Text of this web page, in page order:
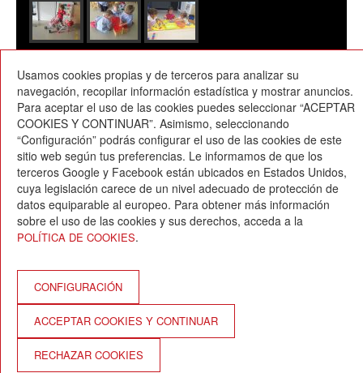
11/10/2018
Escola Betània-Patmos
C. Montevideo, 13
08034 Barcelona
Arquitectura y diseño:
www.pixtin.es
Programación
Usamos cookies propias y de terceros para analizar su
navegación, recopilar información estadística y mostrar anuncios.
Para aceptar el uso de las cookies puedes seleccionar “ACEPTAR
COOKIES Y CONTINUAR”. Asimismo, seleccionando
“Configuración” podrás configurar el uso de las cookies de este
sitio web según tus preferencias. Le informamos de que los
terceros Google y Facebook están ubicados en Estados Unidos,
cuya legislación carece de un nivel adecuado de protección de
datos equiparable al europeo. Para obtener más información
sobre el uso de las cookies y sus derechos, acceda a la
POLÍTICA DE COOKIES.
CONFIGURACIÓN
ACCEPTAR COOKIES Y CONTINUAR
RECHAZAR COOKIES